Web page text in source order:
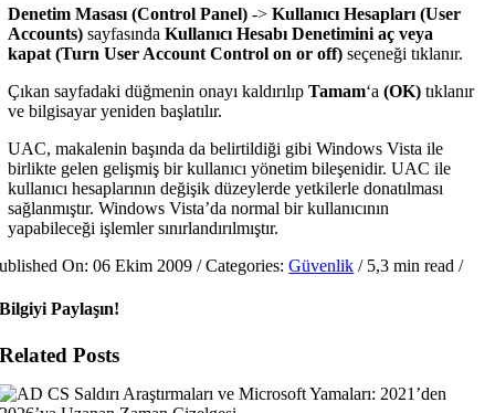
Denetim Masası (Control Panel) ->Kullanıcı Hesapları (User
Accounts) sayfasındaKullanıcı Hesabı Denetimini aç veya
kapat (Turn User Account Control on or off) seçeneği tıklanır.
Çıkan sayfadaki düğmenin onayı kaldırılıpTamam‘a(OK) tıklanır
ve bilgisayar yeniden başlatılır.
UAC, makalenin başında da belirtildiği gibi Windows Vista ile
birlikte gelen gelişmiş bir kullanıcı yönetim bileşenidir. UAC ile
kullanıcı hesaplarının değişik düzeylerde yetkilerle donatılması
sağlanmıştır. Windows Vista’da normal bir kullanıcının
yapabileceği işlemler sınırlandırılmıştır.
On: 06 Ekim 2009 /Categories:Güvenlik / 5,3 min read /
Bilgiyi Paylaşın!
Related Posts